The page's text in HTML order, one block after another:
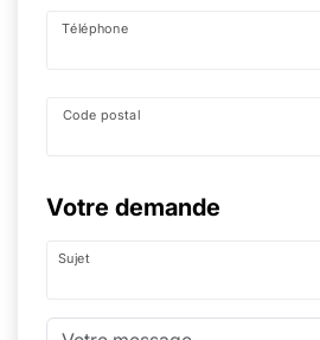
Téléphone
Code postal
Votre demande
Sujet